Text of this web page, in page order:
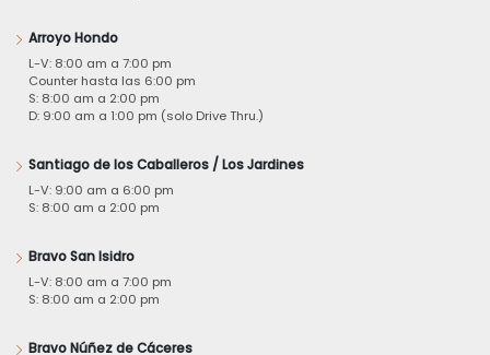
Arroyo Hondo
L-V: 8:00 am a 7:00 pm
Counter hasta las 6:00 pm
S: 8:00 am a 2:00 pm
D: 9:00 am a 1:00 pm (solo Drive Thru.)
Santiago de los Caballeros / Los Jardines
L-V: 9:00 am a 6:00 pm
S: 8:00 am a 2:00 pm
Bravo San Isidro
L-V: 8:00 am a 7:00 pm
S: 8:00 am a 2:00 pm
Bravo Núñez de Cáceres